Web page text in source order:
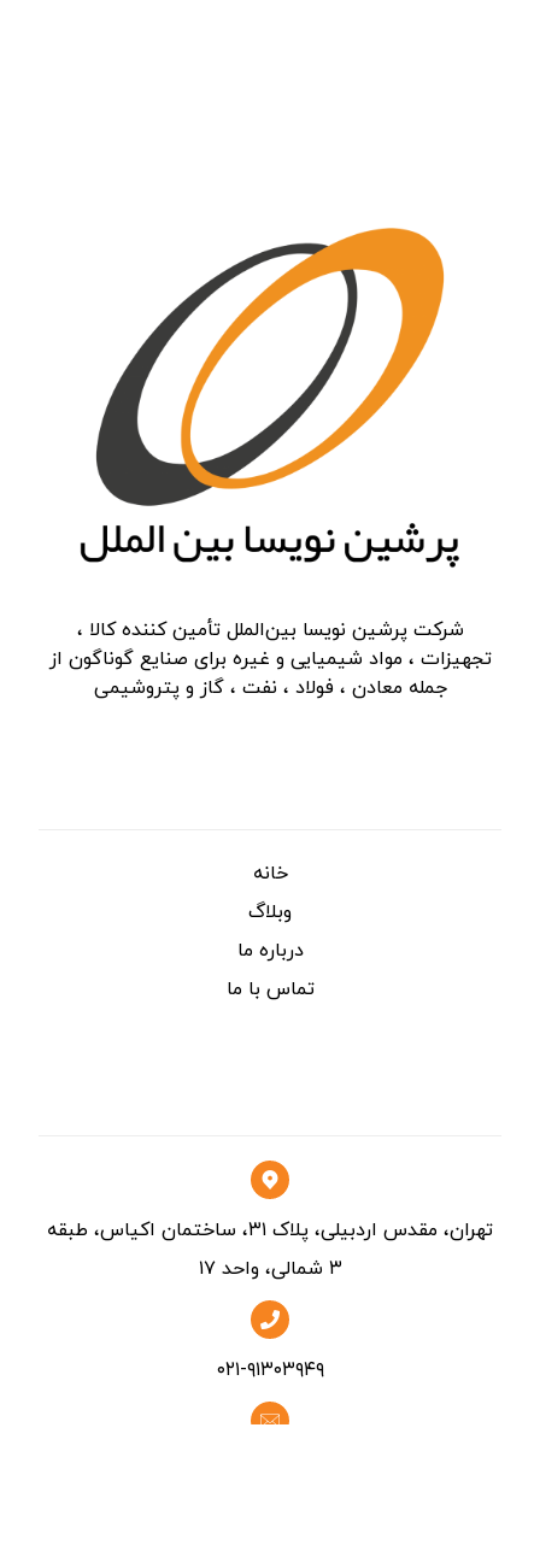
شرکت پرشین نویسا بین‌الملل تأمین کننده کالا ،
تجهیزات ، مواد شیمیایی و غیره برای صنایع گوناگون از
جمله معادن ، فولاد ، نفت ، گاز و پتروشیمی
خانه
وبلاگ
درباره ما
تماس با ما
تهران، مقدس اردبیلی، پلاک ۳۱، ساختمان اکیاس، طبقه
۳ شمالی، واحد ۱۷
۰۲۱-۹۱۳۰۳۹۴۹